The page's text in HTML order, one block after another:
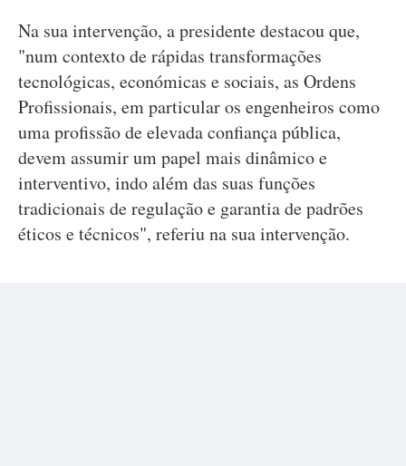
Na sua intervenção, a presidente destacou que,
"num contexto de rápidas transformações
tecnológicas, económicas e sociais, as Ordens
Profissionais, em particular os engenheiros como
uma profissão de elevada confiança pública,
devem assumir um papel mais dinâmico e
interventivo, indo além das suas funções
tradicionais de regulação e garantia de padrões
éticos e técnicos", referiu na sua intervenção.